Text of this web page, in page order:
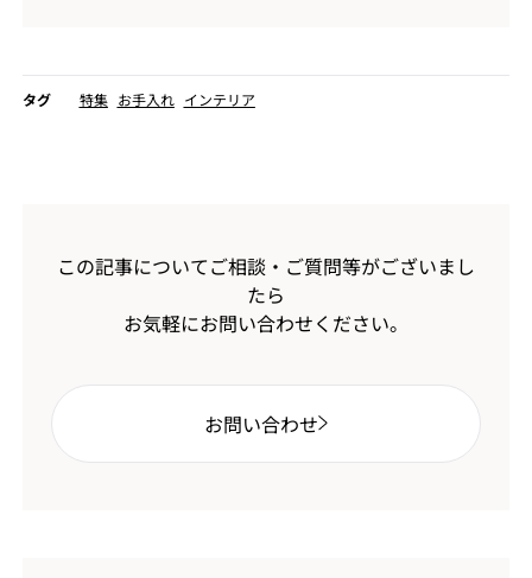
タグ 特集 お手入れ インテリア
この記事についてご相談・ご質問等がございまし
たら
お気軽にお問い合わせください。
お問い合わせ